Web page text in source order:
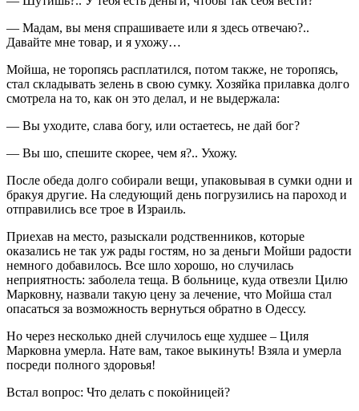
— Мадам, вы меня спрашиваете или я здесь отвечаю?..
Давайте мне товар, и я ухожу…
Мойша, не торопясь расплатился, потом также, не торопясь,
стал складывать зелень в свою сумку. Хозяйка прилавка долго
смотрела на то, как он это делал, и не выдержала:
— Вы уходите, слава богу, или остаетесь, не дай бог?
— Вы шо, спешите скорее, чем я?.. Ухожу.
После обеда долго собирали вещи, упаковывая в сумки одни и
бракуя другие. На следующий день погрузились на пароход и
отправились все трое в Израиль.
Приехав на место, разыскали родственников, которые
оказались не так уж рады гостям, но за деньги Мойши радости
немного добавилось. Все шло хорошо, но случилась
неприятность: заболела теща. В больнице, куда отвезли Цилю
Марковну, назвали такую цену за лечение, что Мойша стал
опасаться за возможность вернуться обратно в Одессу.
Но через несколько дней случилось еще худшее – Циля
Марковна умерла. Нате вам, такое выкинуть! Взяла и умерла
посреди полного здоровья!
Встал вопрос: Что делать с покойницей?